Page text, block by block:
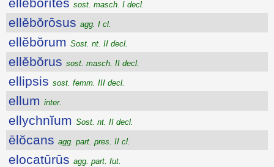
sost. masch. I decl.
ellĕbŏrōsus agg. I cl.
ellĕbŏrum Sost. nt. II decl.
ellĕbŏrus sost. masch. II decl.
ellipsis sost. femm. III decl.
ellum inter.
ellychnĭum Sost. nt. II decl.
ēlŏcans agg. part. pres. II cl.
elocatūrūs agg. part. fut.